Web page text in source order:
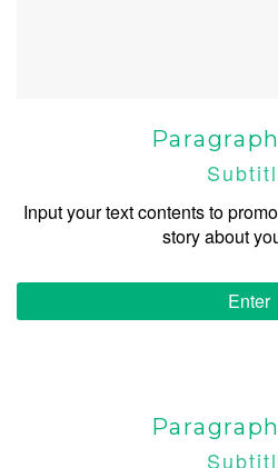
Input your text contents to
story about
Enter